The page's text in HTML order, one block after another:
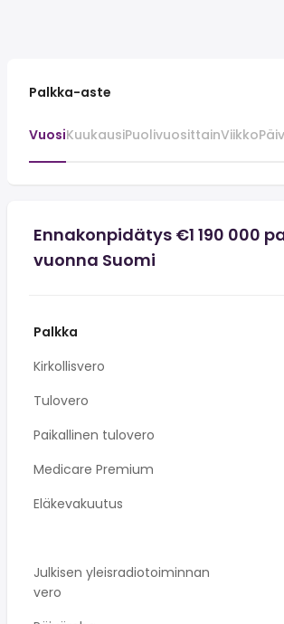
Palkka-aste
VuosiKuukausiPuolivuosittainViikko
Ennakonpidätys €1 190 000
vuonna Suomi
Palkka
Kirkollisvero
Tulovero
Paikallinen tulovero
Medicare Premium
Eläkevakuutus
Julkisen yleisradiotoiminnan
vero